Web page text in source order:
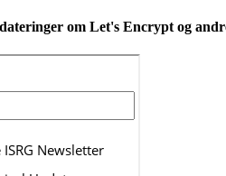
om Let's Encrypt og